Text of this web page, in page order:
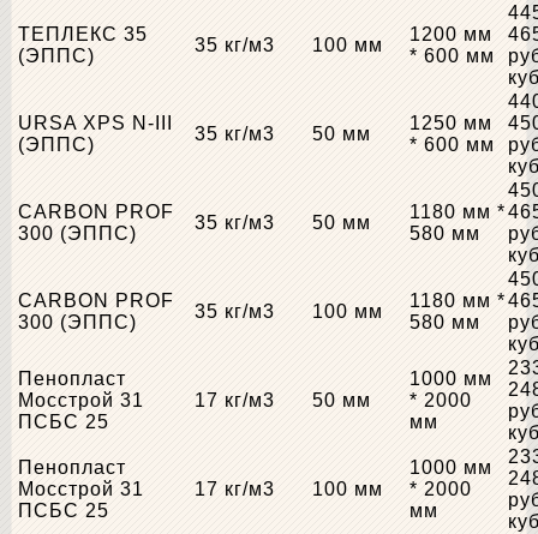
ТЕПЛЕКС 35
(ЭППС)
35 кг/м3 100 мм
1200 мм
* 600 мм
URSA XPS N-III
(ЭППС)
35 кг/м3 50 мм
1250 мм
* 600 мм
CARBON PROF
300 (ЭППС)
35 кг/м3 50 мм
1180 мм *
580 мм
CARBON PROF
300 (ЭППС)
35 кг/м3 100 мм
1180 мм *
580 мм
Пенопласт
Мосстрой 31
ПСБС 25
17 кг/м3 50 мм
1000 мм
* 2000
мм
Пенопласт
Мосстрой 31
ПСБС 25
17 кг/м3 100 мм
1000 мм
* 2000
мм